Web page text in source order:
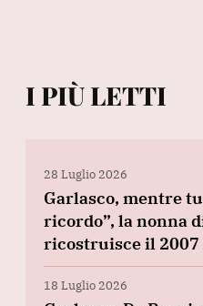
I PIÙ LETTI
28 Luglio 2026
Garlasco, mentre
ricordo”, la nonna
ricostruisce il
18 Luglio 2026